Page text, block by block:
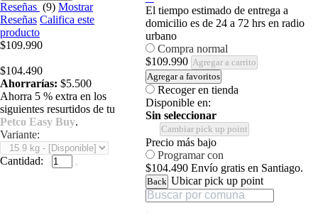
Reseñas (9) Mostrar
Reseñas Califica este
producto
$109.990
$104.490
Ahorrarías: $5.500
Ahorra 5 % extra en los
siguientes resurtidos de tu
Petco Easy Buy.
Variante:
Cantidad:
El tiempo estimado de entrega a
domicilio es de 24 a 72 hrs en radio
urbano
Compra normal
$109.990 Agregar a carrito
Agregar a favoritos
Recoger en tienda
Disponible en:
Sin seleccionar
Cambiar pick up point
Precio más bajo
Programar con
$104.490 Envío gratis en Santiago.
Back Ubicar pick up point